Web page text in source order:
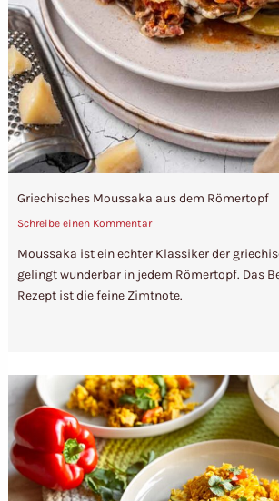
Griechisches Moussaka aus dem Römertopf
Schreibe einen Kommentar
Moussaka ist ein echter Klassiker der
gelingt wunderbar in jedem Römertopf. Das
Rezept ist die feine Zimtnote.